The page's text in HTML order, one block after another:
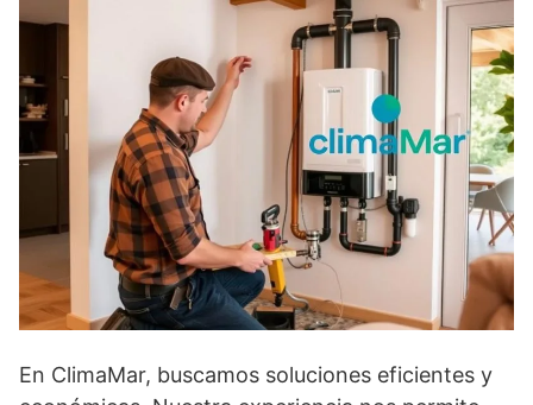
En ClimaMar, buscamos soluciones eficientes y